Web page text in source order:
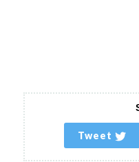
Tweet